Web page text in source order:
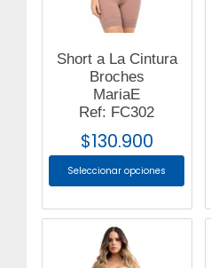
Short a La Cintura
Broches
MariaE
Ref: FC302
$130.900
Seleccionar opciones